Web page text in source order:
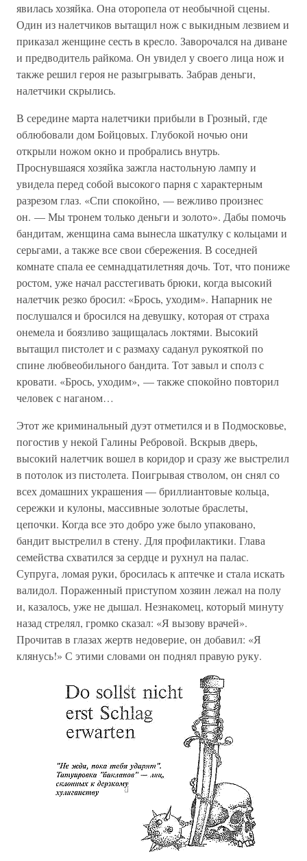
явилась хозяйка. Она оторопела от необычной сцены.
Один из налетчиков вытащил нож с выкидным лезвием и
приказал женщине сесть в кресло. Заворочался на диване
и предводитель райкома. Он увидел у своего лица нож и
также решил героя не разыгрывать. Забрав деньги,
налетчики скрылись.
В середине марта налетчики прибыли в Грозный, где
облюбовали дом Бойцовых. Глубокой ночью они
открыли ножом окно и пробрались внутрь.
Проснувшаяся хозяйка зажгла настольную лампу и
увидела перед собой высокого парня с характерным
разрезом глаз. «Спи спокойно, — вежливо произнес
он. — Мы тронем только деньги и золото». Дабы помочь
бандитам, женщина сама вынесла шкатулку с кольцами и
серьгами, а также все свои сбережения. В соседней
комнате спала ее семнадцатилетняя дочь. Тот, что пониже
ростом, уже начал расстегивать брюки, когда высокий
налетчик резко бросил: «Брось, уходим». Напарник не
послушался и бросился на девушку, которая от страха
онемела и боязливо защищалась локтями. Высокий
вытащил пистолет и с размаху саданул рукояткой по
спине любвеобильного бандита. Тот завыл и сполз с
кровати. «Брось, уходим», — также спокойно повторил
человек с наганом…
Этот же криминальный дуэт отметился и в Подмосковье,
погостив у некой Галины Ребровой. Вскрыв дверь,
высокий налетчик вошел в коридор и сразу же выстрелил
в потолок из пистолета. Поигрывая стволом, он снял со
всех домашних украшения — бриллиантовые кольца,
сережки и кулоны, массивные золотые браслеты,
цепочки. Когда все это добро уже было упаковано,
бандит выстрелил в стену. Для профилактики. Глава
семейства схватился за сердце и рухнул на палас.
Супруга, ломая руки, бросилась к аптечке и стала искать
валидол. Пораженный приступом хозяин лежал на полу
и, казалось, уже не дышал. Незнакомец, который минуту
назад стрелял, громко сказал: «Я вызову врачей».
Прочитав в глазах жертв недоверие, он добавил: «Я
клянусь!» С этими словами он поднял правую руку.